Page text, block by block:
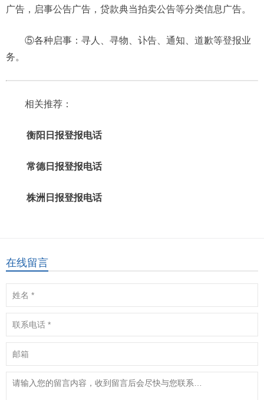
广告，启事公告广告，贷款典当拍卖公告等分类信息广告。
⑤各种启事：寻人、寻物、讣告、通知、道歉等登报业
务。
相关推荐：
衡阳日报登报电话
常德日报登报电话
株洲日报登报电话
在线留言